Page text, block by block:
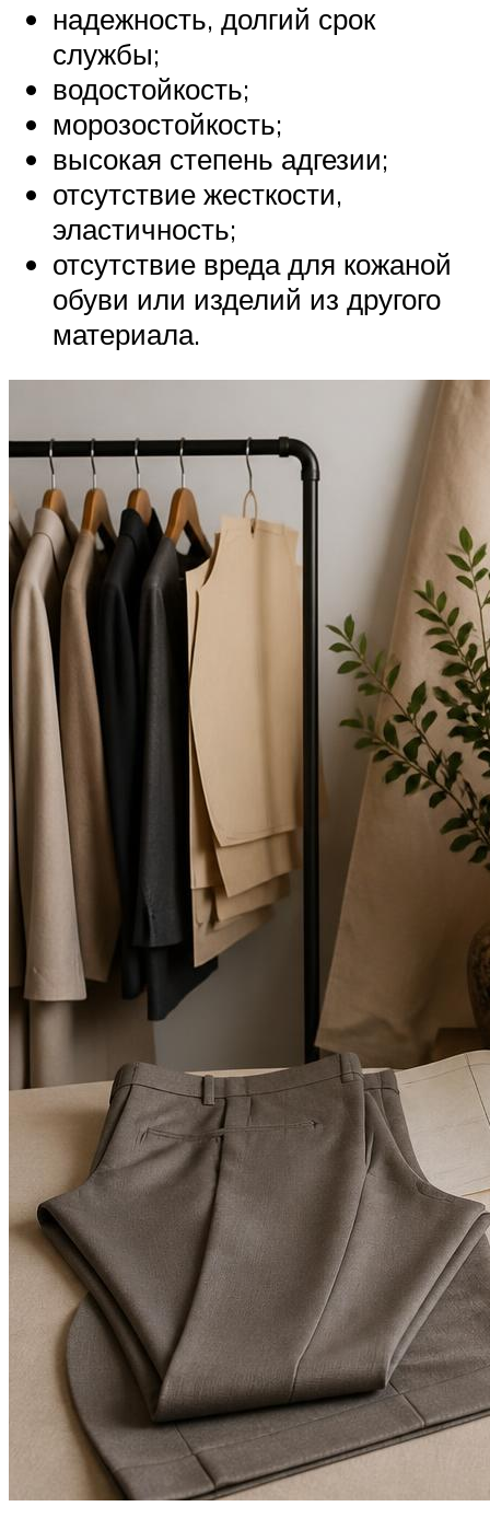
надежность, долгий срок
службы;
водостойкость;
морозостойкость;
высокая степень адгезии;
отсутствие жесткости,
эластичность;
отсутствие вреда для кожаной
обуви или изделий из другого
материала.